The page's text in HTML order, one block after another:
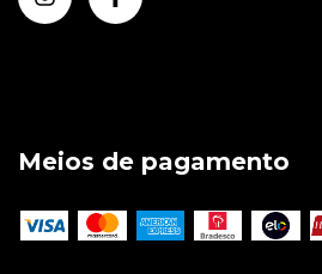
Meios de pagamento